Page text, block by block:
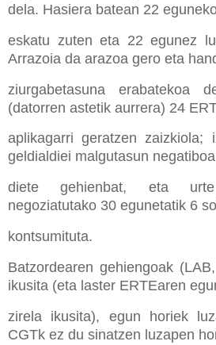
dela. Hasiera batean 22
eskatu zuten eta 22 egunez
Arrazoia da arazoa gero eta
ziurgabetasuna erabatekoa
(datorren astetik aurrera) 24
aplikagarri geratzen zaizkiola;
geldialdiei malgutasun
diete gehienbat, eta
negoziatutako 30 egunetatik 6
kontsumituta.
Batzordearen gehiengoak
ikusita (eta laster ERTEaren
zirela ikusita), egun horiek
CGTk ez du sinatzen luzapen